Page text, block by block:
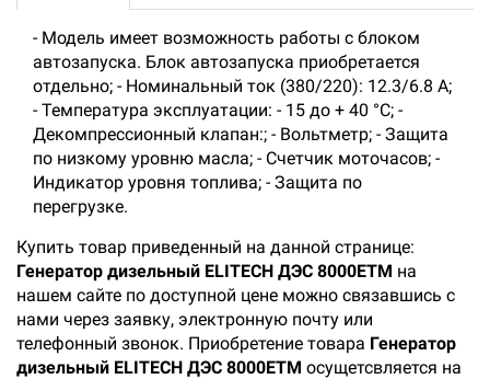
- Модель имеет возможность работы с блоком
автозапуска. Блок автозапуска приобретается
отдельно; - Номинальный ток (380/220): 12.3/6.8 A;
- Температура эксплуатации: - 15 до + 40 °С; -
Декомпрессионный клапан:; - Вольтметр; - Защита
по низкому уровню масла; - Счетчик моточасов; -
Индикатор уровня топлива; - Защита по
перегрузке.
Купить товар приведенный на данной странице:
Генератор дизельный ELITECH ДЭС 8000ЕTМ на
нашем сайте по доступной цене можно связавшись с
нами через заявку, электронную почту или
телефонный звонок. Приобретение товара Генератор
дизельный ELITECH ДЭС 8000ЕTМ осущетсвляется на